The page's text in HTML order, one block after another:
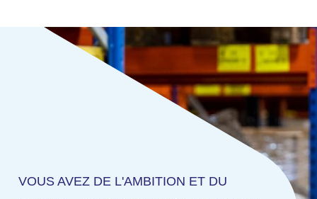
VOUS AVEZ DE L'AMBITION ET DU